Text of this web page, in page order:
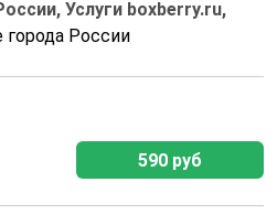
Услуги boxberry.ru,
города России
590 руб